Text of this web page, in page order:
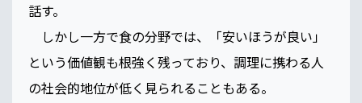
話す。
しかし一方で食の分野では、「安いほうが良い」
という価値観も根強く残っており、調理に携わる人
の社会的地位が低く見られることもある。